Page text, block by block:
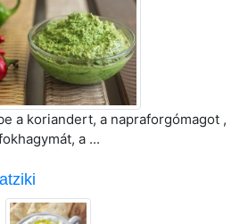
a koriandert, a napraforgómagot ,
a ...